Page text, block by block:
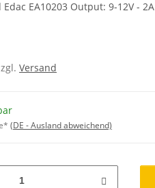
EA10203 Output: 9-12V - 2A
Versand
(DE - Ausland abweichend)